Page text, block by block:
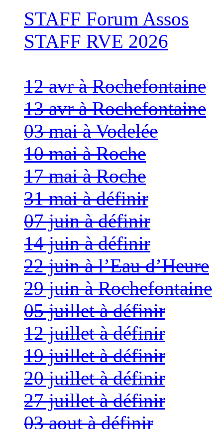
STAFF Forum Assos
STAFF RVE 2026
12 avr à Rochefontaine
13 avr à Rochefontaine
03 mai à Vodelée
10 mai à Roche
17 mai à Roche
31 mai à définir
07 juin à définir
14 juin à définir
22 juin à l’Eau d’Heure
29 juin à Rochefontaine
05 juillet à définir
12 juillet à définir
19 juillet à définir
20 juillet à définir
27 juillet à définir
03 aout à définir